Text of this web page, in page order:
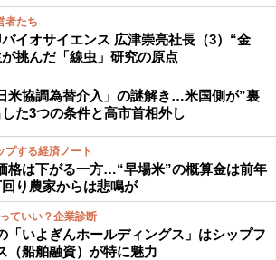
者たち
イオサイエンス 広津崇亮社長（3）“金
挑んだ「線虫」研究の原点
米協調為替介入」の謎解き…米国側が”裏
た3つの条件と高市首相外し
プする経済ノート
格は下がる一方…“早場米”の概算金は前年
り農家からは悲鳴が
ていい？企業診断
「いよぎんホールディングス」はシップフ
（船舶融資）が特に魅力